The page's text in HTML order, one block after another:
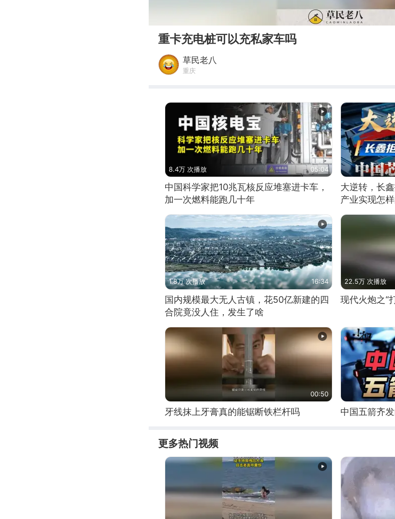
重卡充电桩可以充私家车吗
草民老八
重庆
8.4万 次播放 05:04
中国科学家把10兆瓦核反应堆塞进卡车，
加一次燃料能跑几十年
大逆转，长
产业实现怎
1.8万 次播放 16:34
国内规模最大无人古镇，花50亿新建的四
合院竟没人住，发生了啥
22.5万 次播放
现代火炮之“
00:50
牙线抹上牙膏真的能锯断铁栏杆吗 中国五箭齐
更多热门视频